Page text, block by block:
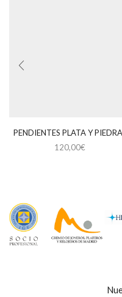
PENDIENTES PLATA Y
120,00€